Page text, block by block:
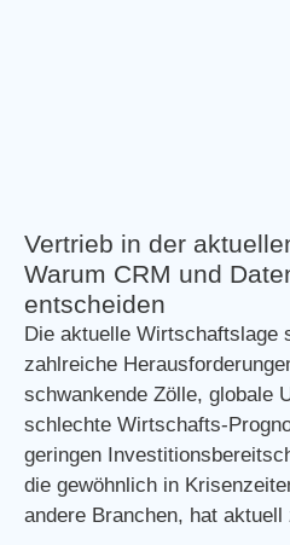
Vertrieb in der
Warum CRM und
entscheiden
Die aktuelle Wirtschaftslage
zahlreiche
schwankende Zölle, globale
schlechte Wirtschafts-
geringen
die gewöhnlich in
andere Branchen, hat aktuell